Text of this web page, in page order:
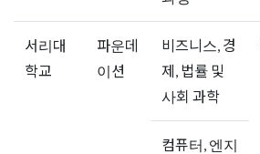
서리대
학교
파운데
이션
비즈니스, 경
제, 법률 및
사회 과학
컴퓨터, 엔지